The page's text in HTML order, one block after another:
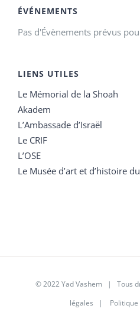
ÉVÉNEMENTS
Pas d'Évènements prévus
LIENS UTILES
Le Mémorial de la Shoah
Akadem
L’Ambassade d’Israël
Le CRIF
L’OSE
Le Musée d’art et d’histoire
© 2022 Yad Vashem | Tous
légales |